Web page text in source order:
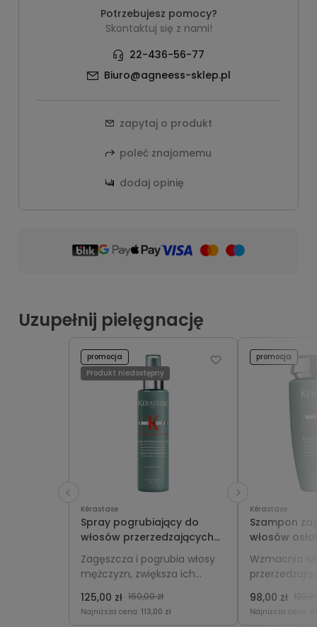
Potrzebujesz pomocy?
Skontaktuj się z nami!
22-436-56-77
Biuro@agneess-sklep.pl
zapytaj o produkt
poleć znajomemu
dodaj opinię
Uzupełnij pielęgnację
Kérastase
Spray pogrubiający do
włosów przerzedzających
się dla mężczyzn -
Kérastase Genesis Homme
150ml
Zagęszcza i pogrubia włosy
mężczyzn, zwiększa ich
wzmacnia pasma i dodaje
im pełniejszego wyglądu.
125,00 zł 160,00 zł
Najniższa cena: 113,00 zł
promocja
Produkt niedostępny
Kérastase
Szampon
włosów
mężczyzn -
Genesis
Wzmacnia
wypadanie
gęstości i
98,00 zł
Najniższa cena:
promocja